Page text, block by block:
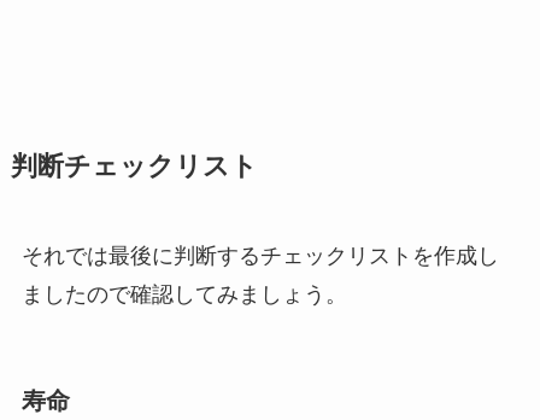
判断チェックリスト
それでは最後に判断するチェックリストを作成し
ましたので確認してみましょう。
寿命